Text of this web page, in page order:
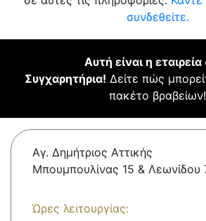
συνδεθείτε.
Αυτή είναι η
Συγχαρητήρια! Δείτε πώς
πακέτο βραβείων!
Αγ. Δημήτριος Αττικής
Μπουμπουλίνας 15 & Λεωνίδου
Ώρες λειτουργίας: